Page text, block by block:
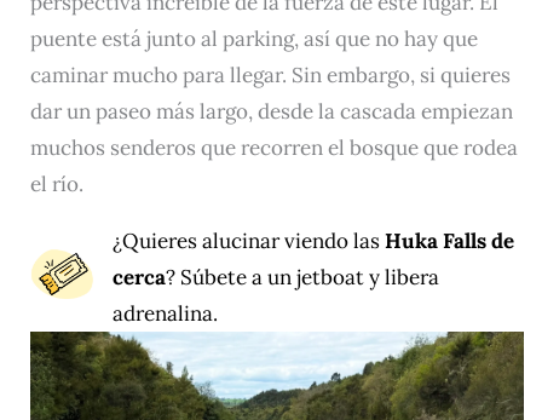
puente está junto al parking, así que no hay que
caminar mucho para llegar. Sin embargo, si quieres
dar un paseo más largo, desde la cascada empiezan
muchos senderos que recorren el bosque que rodea
el río.
¿Quieres alucinar viendo lasHuka Falls de
cerca? Súbete a unjetboaty libera
adrenalina.